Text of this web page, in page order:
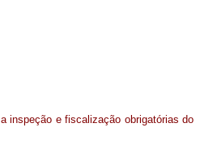
inspeção e fiscalização obrigatórias do